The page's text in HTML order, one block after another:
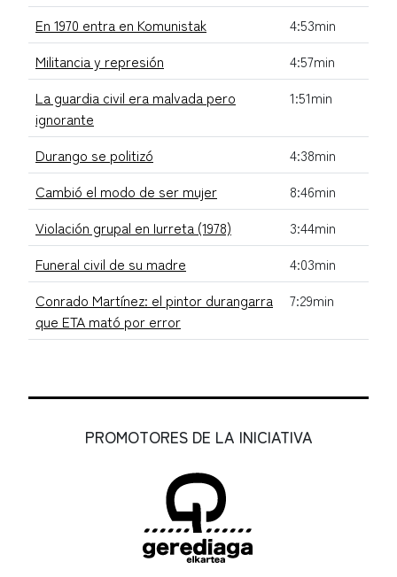
En 1970 entra en Komunistak
4:53min
Militancia y represión
4:57min
La guardia civil era malvada pero
ignorante
1:51min
Durango se politizó
4:38min
Cambió el modo de ser mujer
8:46min
Violación grupal en Iurreta (1978)
3:44min
Funeral civil de su madre
4:03min
Conrado Martínez: el pintor durangarra
que ETA mató por error
7:29min
PROMOTORES DE LA INICIATIVA